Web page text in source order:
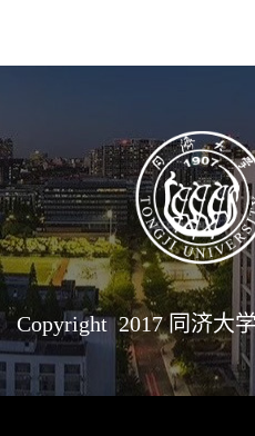
Copyright 2017 同济大